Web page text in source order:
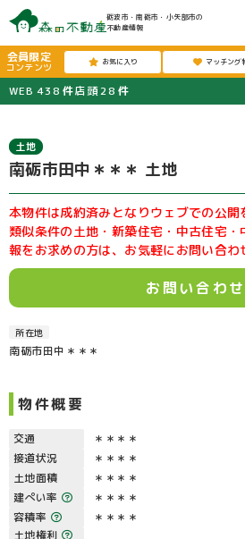
砺波市・南砺市・小矢部市の
不動産情報
会員限定
コンテンツ お気に入り マッチング
WEB 438 件店頭28 件
土地
南砺市田中＊＊＊ 土地
本物件は成約済みとなりウェブでの公開
類似条件の土地・新築住宅・中古住宅
報をお求めの方は、お気軽にお問い合わ
お問い合わせ
所在地
南砺市田中＊＊＊
物件概要
交通
＊＊＊＊
接道状況
＊＊＊＊
土地面積
＊＊＊＊
建ぺい率
＊＊＊＊
容積率
＊＊＊＊
土地権利